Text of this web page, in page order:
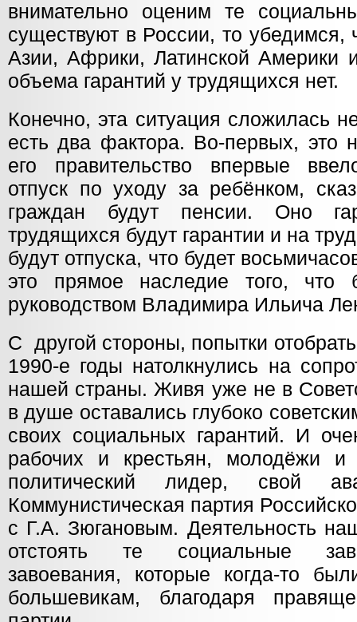
внимательно оценим те
существуют в России, то убедимся,
Азии, Африки, Латинской Америки
объема гарантий у трудящихся нет.
Конечно, эта ситуация сложилась
есть два фактора. Во-первых, это
его правительство впервые
отпуск по уходу за ребёнком,
граждан будут пенсии. Оно
трудящихся будут гарантии и на
будут отпуска, что будет
это прямое наследие того, что
руководством Владимира Ильича
С другой стороны, попытки
1990-е годы натолкнулись на
нашей страны. Живя уже не в
в душе оставались глубоко
своих социальных гарантий. И
рабочих и крестьян, молодёжи и
политический лидер, свой
Коммунистическая партия
с Г.А. Зюгановым. Деятельность
отстоять те социальные
завоевания, которые когда-то
большевикам, благодаря